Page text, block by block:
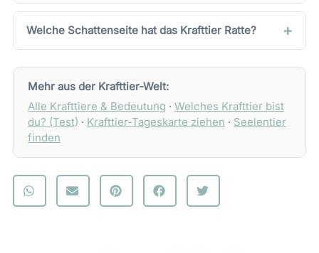
Welche Schattenseite hat das Krafttier Ratte?
Mehr aus der Krafttier-Welt:
Alle Krafttiere & Bedeutung · Welches Krafttier bist
du? (Test) · Krafttier-Tageskarte ziehen · Seelentier
finden